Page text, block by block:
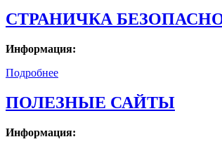
СТРАНИЧКА
Информация:
Подробнее
ПОЛЕЗНЫЕ САЙТЫ
Информация: